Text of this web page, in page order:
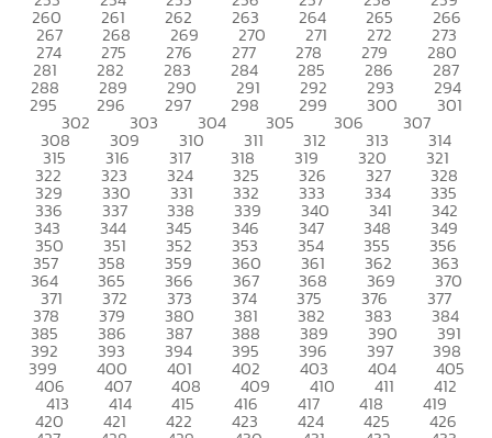
260 261 262 263 264 265 266
267 268 269 270 271 272 273
274 275 276 277 278 279 280
281 282 283 284 285 286 287
288 289 290 291 292 293 294
295 296 297 298 299 300 301
302 303 304 305 306 307
308 309 310 311 312 313 314
315 316 317 318 319 320 321
322 323 324 325 326 327 328
329 330 331 332 333 334 335
336 337 338 339 340 341 342
343 344 345 346 347 348 349
350 351 352 353 354 355 356
357 358 359 360 361 362 363
364 365 366 367 368 369 370
371 372 373 374 375 376 377
378 379 380 381 382 383 384
385 386 387 388 389 390 391
392 393 394 395 396 397 398
399 400 401 402 403 404 405
406 407 408 409 410 411 412
413 414 415 416 417 418 419
420 421 422 423 424 425 426